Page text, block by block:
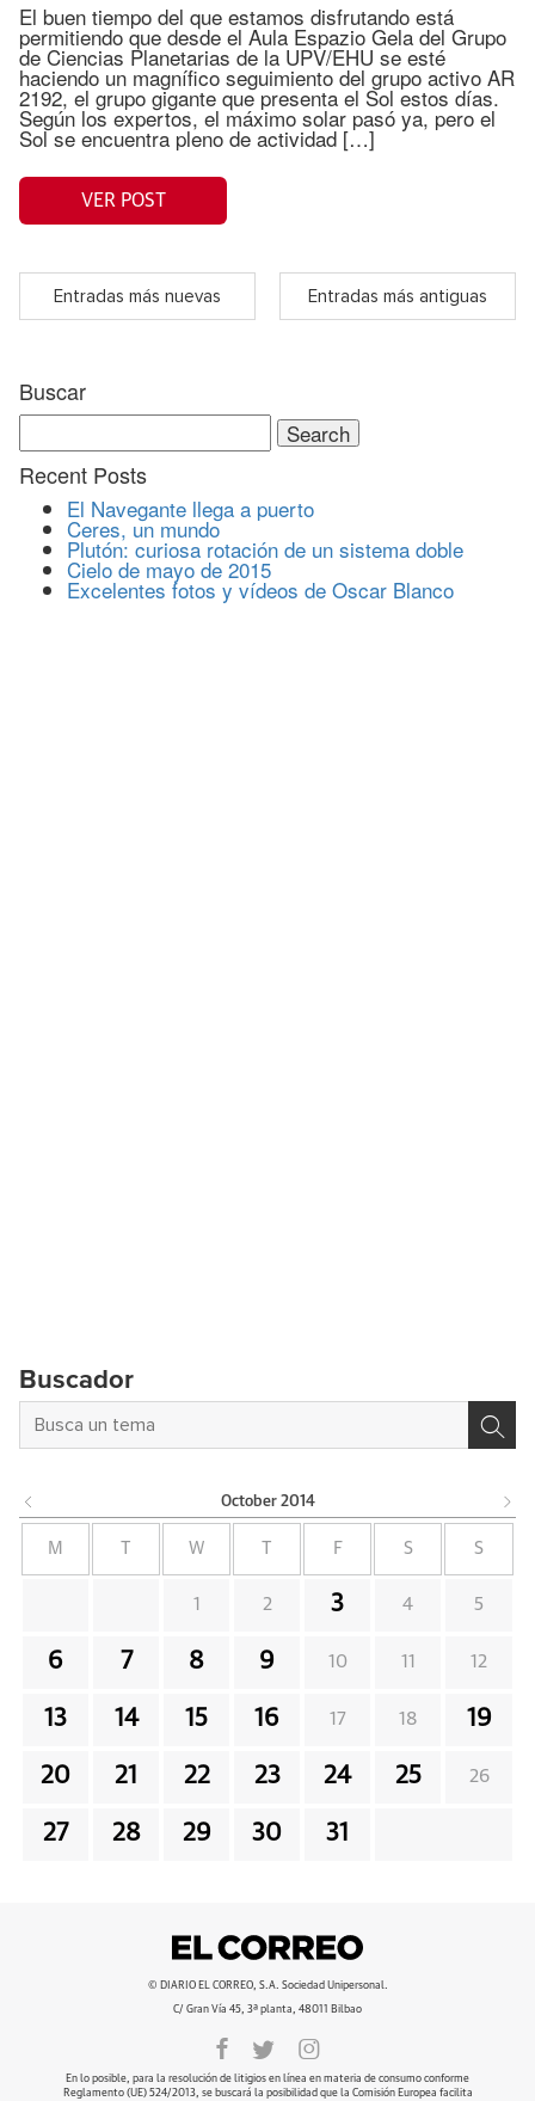
El buen tiempo del que estamos disfrutando está
permitiendo que desde el Aula Espazio Gela del Grupo
de Ciencias Planetarias de la UPV/EHU se esté
haciendo un magnífico seguimiento del grupo activo AR
2192, el grupo gigante que presenta el Sol estos días.
Según los expertos, el máximo solar pasó ya, pero el
Sol se encuentra pleno de actividad […]
VER POST
Entradas más nuevas Entradas más antiguas
Buscar
Search
for:
Recent Posts
El Navegante llega a puerto
Ceres, un mundo
Plutón: curiosa rotación de un sistema doble
Cielo de mayo de 2015
Excelentes fotos y vídeos de Oscar Blanco
Buscador
October 2014
M W F S S
1 2 3 4 5
6 7 8 9 10 11 12
13 14 15 16 17 18 19
20 21 22 23 24 25 26
27 28 29 30 31
© DIARIO EL CORREO, S.A. Sociedad Unipersonal.
C/ Gran Vía 45, 3ª planta, 48011 Bilbao
En lo posible, para la resolución de litigios en línea en materia de consumo conforme
Reglamento (UE) 524/2013, se buscará la posibilidad que la Comisión Europea facilita